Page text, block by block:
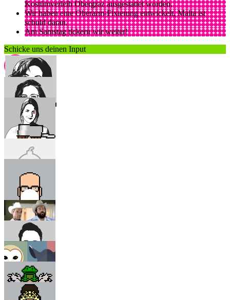
Kostümverleih Obergraz ausgestattet worden.
Wir haben eine Oberarm-Fixierung entwickelt, Malta ist
schuld daran.
Am Samstag tickern wir weiter!
Schicke uns deinen Input